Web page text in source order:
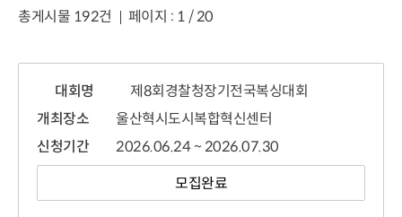
총게시물 192건 페이지 : 1 / 20
대회명
제8회경찰청장기전국복싱대회
개최장소
울산혁시도시복합혁신센터
신청기간
2026.06.24 ~ 2026.07.30
모집완료